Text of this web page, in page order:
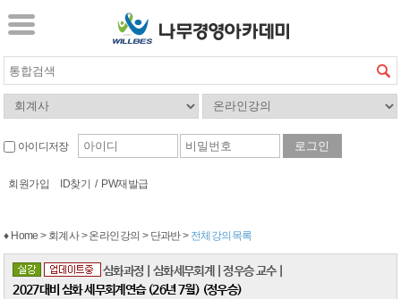
아이디저장
회원가입 ID찾기 / PW재발급
♦ Home > 회계사 > 온라인강의 > 단과반 > 전체강의목록
심화과정 심화세무회계 정우승 교수
2027대비 심화 세무회계연습 (26년 7월) (정우승)